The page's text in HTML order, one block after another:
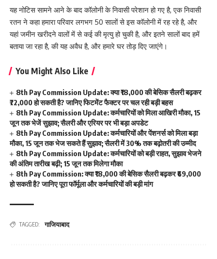
यह नोटिस सामने आने के बाद कॉलोनी के निवासी परेशान हो गए है, एक निवासी
रतन ने कहा हमारा परिवार लगभग 50 सालों से इस कॉलोनी में रह रहे है, और
यहां जमीन खरीदने वालों में से कई की मृत्यु हो चुकी है, और इतने सालों बाद हमें
बताया जा रहा है, की यह अवैध है, और हमारे घर तोड़ दिए जाएंगे।
You Might Also Like
8th Pay Commission Update: क्या ₹18,000 की बेसिक सैलरी बढ़कर
₹72,000 हो सकती है? जानिए फिटमेंट फैक्टर पर चल रही बड़ी बहस
8th Pay Commission Update: कर्मचारियों को मिला आखिरी मौका, 15
जून तक भेजें सुझाव; सैलरी और एरियर पर भी बड़ा अपडेट
8th Pay Commission Update: कर्मचारियों और पेंशनर्स को मिला बड़ा
मौका, 15 जून तक भेज सकते हैं सुझाव; सैलरी में 30% तक बढ़ोतरी की उम्मीद
8th Pay Commission Update: कर्मचारियों को बड़ी राहत, सुझाव भेजने
की अंतिम तारीख बढ़ी; 15 जून तक मिलेगा मौका
8th Pay Commission: क्या ₹18,000 की बेसिक सैलरी बढ़कर ₹69,000
हो सकती है? जानिए पूरा फॉर्मूला और कर्मचारियों की बड़ी मांग
TAGGED: गाजियाबाद